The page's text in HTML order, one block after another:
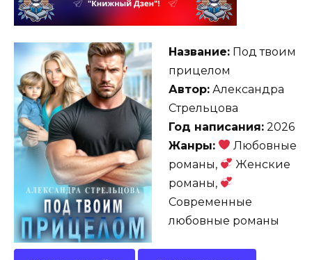
Название: Под твоим
прицелом
Автор: Александра
Стрельцова
Год написания: 2026
Жанры:
Любовные
романы,
Женские
романы,
Современные
любовные романы